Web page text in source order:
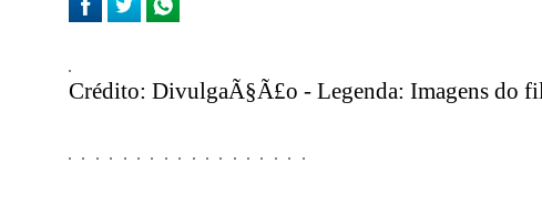
Crédito: DivulgaÃ§Ã£o - Legenda: Imagens do